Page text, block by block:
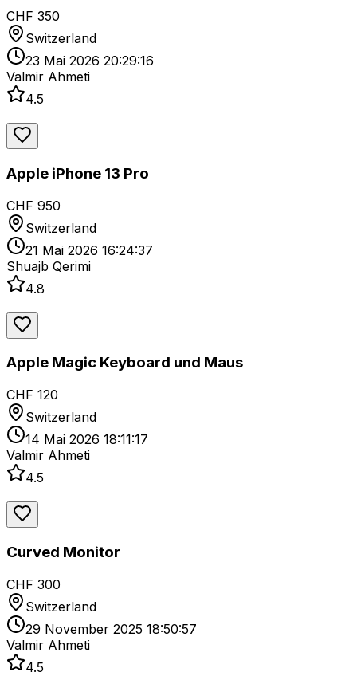
CHF 350
Switzerland
23 Mai 2026 20:29:16
Valmir Ahmeti
4.5
Apple iPhone 13 Pro
CHF 950
Switzerland
21 Mai 2026 16:24:37
Shuajb Qerimi
4.8
Apple Magic Keyboard und Maus
CHF 120
Switzerland
14 Mai 2026 18:11:17
Valmir Ahmeti
4.5
Curved Monitor
CHF 300
Switzerland
29 November 2025 18:50:57
Valmir Ahmeti
4.5